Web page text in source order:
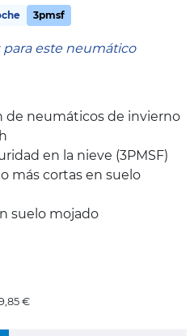
3pmsf
este neumático
de neumáticos de invierno
en la nieve (3PMSF)
más cortas en suelo
suelo mojado
€